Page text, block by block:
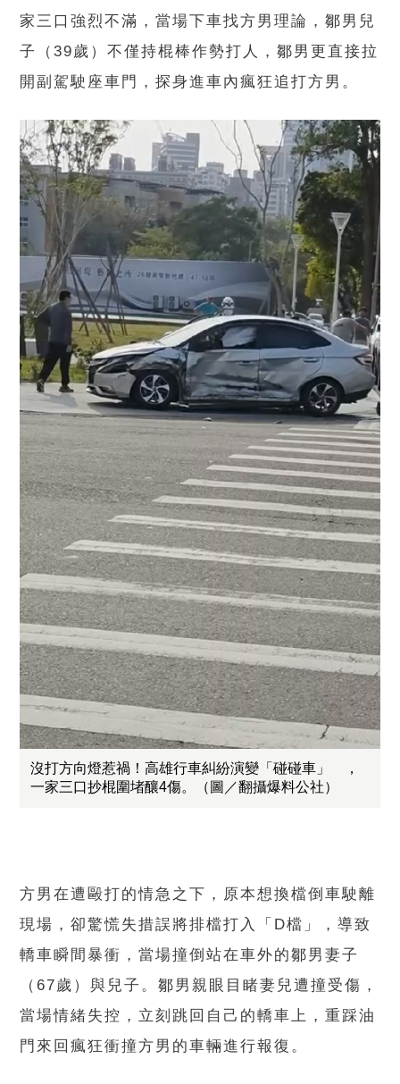
家三口強烈不滿，當場下車找方男理論，鄒男兒
子（39歲）不僅持棍棒作勢打人，鄒男更直接拉
開副駕駛座車門，探身進車內瘋狂追打方男。
沒打方向燈惹禍！高雄行車糾紛演變「碰碰車」 ，
一家三口抄棍圍堵釀4傷。（圖／翻攝爆料公社）
方男在遭毆打的情急之下，原本想換檔倒車駛離
現場，卻驚慌失措誤將排檔打入「D檔」，導致
轎車瞬間暴衝，當場撞倒站在車外的鄒男妻子
（67歲）與兒子。鄒男親眼目睹妻兒遭撞受傷，
當場情緒失控，立刻跳回自己的轎車上，重踩油
門來回瘋狂衝撞方男的車輛進行報復。